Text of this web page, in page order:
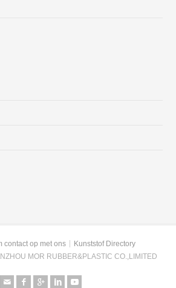
contact op met ons
Kunststof Directory
MOR RUBBER&PLASTIC CO.,LIMITED